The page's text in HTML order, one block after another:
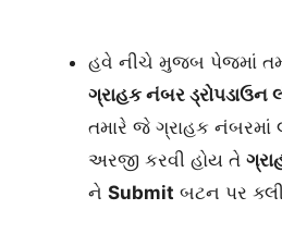
હવે નીચે મુજબ પેજમાં
ગ્રાહક નંબર ડ્રોપડાઉન
તમારે જે ગ્રાહક નંબરમાં
અરજી કરવી હોય તે
ને Submit બટન પર